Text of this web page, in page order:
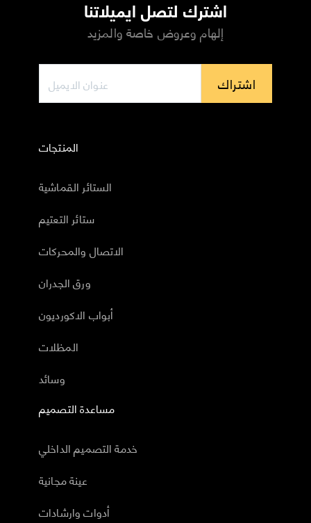
اشترك لتصل ايميلاتنا
إلهام وعروض خاصة والمزيد
اشتراك
المنتجات
الستائر القماشية
ستائر التعتيم
الاتصال والمحركات
ورق الجدران
أبواب الاكورديون
المظلات
وسائد
مساعدة التصميم
خدمة التصميم الداخلي
عينة مجانية
أدوات وارشادات